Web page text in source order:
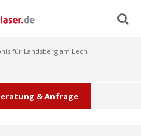
für Landsberg am Lech
& Anfrage